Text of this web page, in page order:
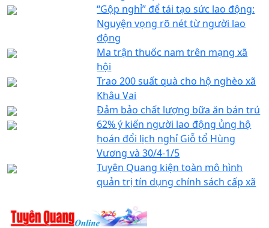
“Gộp nghỉ” để tái tạo sức lao động:
Nguyện vọng rõ nét từ người lao
động
Ma trận thuốc nam trên mạng xã
hội
Trao 200 suất quà cho hộ nghèo xã
Khâu Vai
Đảm bảo chất lượng bữa ăn bán trú
62% ý kiến người lao động ủng hộ
hoán đổi lịch nghỉ Giỗ tổ Hùng
Vương và 30/4-1/5
Tuyên Quang kiện toàn mô hình
quản trị tín dụng chính sách cấp xã